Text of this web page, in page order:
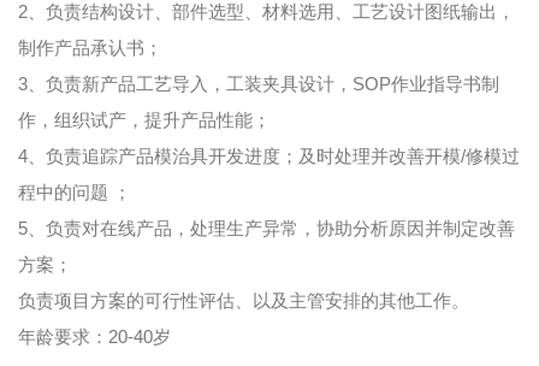
2、负责结构设计、部件选型、材料选用、工艺设计图纸输出，
制作产品承认书；
3、负责新产品工艺导入，工装夹具设计，SOP作业指导书制
作，组织试产，提升产品性能；
4、负责追踪产品模治具开发进度；及时处理并改善开模/修模过
程中的问题 ；
5、负责对在线产品，处理生产异常，协助分析原因并制定改善
方案；
负责项目方案的可行性评估、以及主管安排的其他工作。
年龄要求：20-40岁